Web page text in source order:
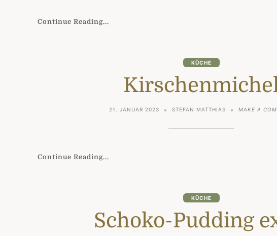
Continue Reading...
KÜCHE
21. JANUAR 2023 STEFAN MATTHIAS MAKE A
Continue Reading...
KÜCHE
Schoko-Pudding